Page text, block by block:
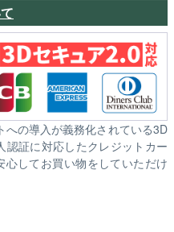
の導入が義務化されている3D
認証に対応したクレジットカー
心してお買い物をしていただけ